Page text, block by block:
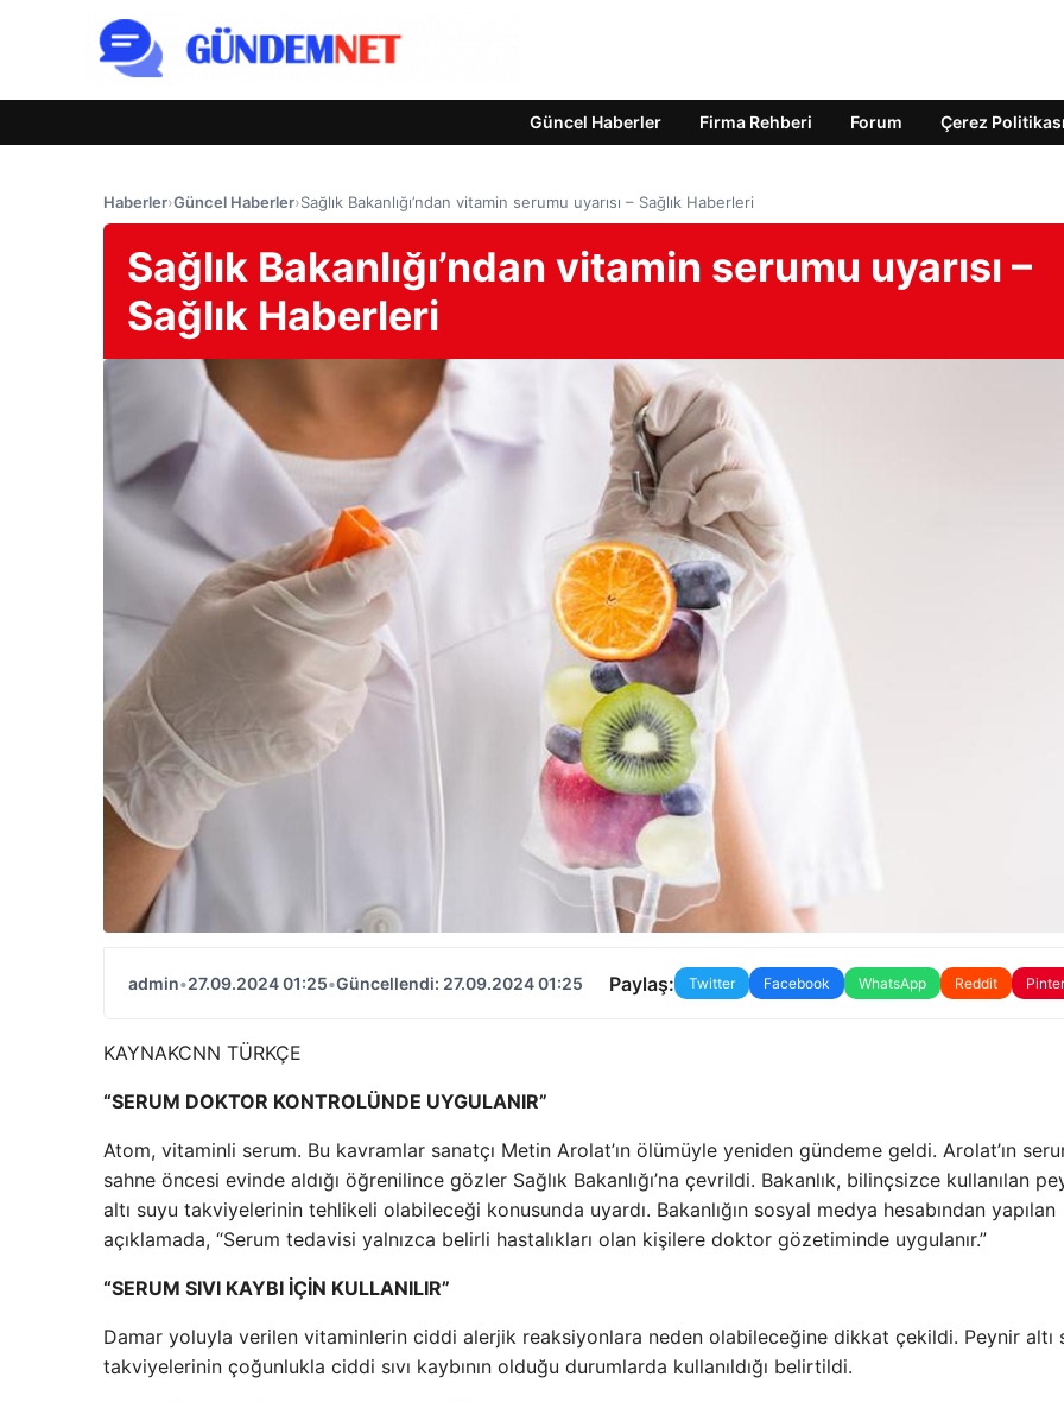
Güncel Haberler Firma Rehberi Forum Çerez Politikası
Haberler›Güncel Haberler›Sağlık Bakanlığı’ndan vitamin serumu uyarısı – Sağlık Haberleri
Sağlık Bakanlığı’ndan vitamin serumu uyarısı –
Sağlık Haberleri
admin•27.09.2024 01:25•Güncellendi: 27.09.2024 01:25 Paylaş: Twitter Facebook WhatsApp Reddit
KAYNAKCNN TÜRKÇE
“SERUM DOKTOR KONTROLÜNDE UYGULANIR”
Atom, vitaminli serum. Bu kavramlar sanatçı Metin Arolat’ın ölümüyle yeniden gündeme geldi. Arolat’ın
sahne öncesi evinde aldığı öğrenilince gözler Sağlık Bakanlığı’na çevrildi. Bakanlık, bilinçsizce kullanılan
altı suyu takviyelerinin tehlikeli olabileceği konusunda uyardı. Bakanlığın sosyal medya hesabından yapılan
açıklamada, “Serum tedavisi yalnızca belirli hastalıkları olan kişilere doktor gözetiminde uygulanır.”
“SERUM SIVI KAYBI İÇİN KULLANILIR”
Damar yoluyla verilen vitaminlerin ciddi alerjik reaksiyonlara neden olabileceğine dikkat çekildi. Peynir altı
takviyelerinin çoğunlukla ciddi sıvı kaybının olduğu durumlarda kullanıldığı belirtildi.